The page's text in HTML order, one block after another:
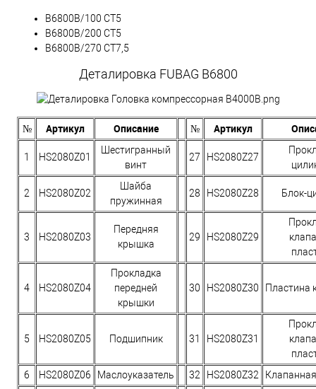
B6800B/100 CT5
B6800B/200 CT5
B6800B/270 CT7,5
Деталировка FUBAG B6800
№ Артикул Описание № Артикул
1 HS2080Z01
Шестигранный
винт
27 HS2080Z27
2 HS2080Z02
Шайба
пружинная
28 HS2080Z28 Блок-
3 HS2080Z03
Передняя
крышка
29 HS2080Z29
4 HS2080Z04
Прокладка
передней
крышки
30 HS2080Z30 Пластина
5 HS2080Z05 Подшипник 31 HS2080Z31
6
HS2080Z06 Маслоуказатель 32 HS2080Z32